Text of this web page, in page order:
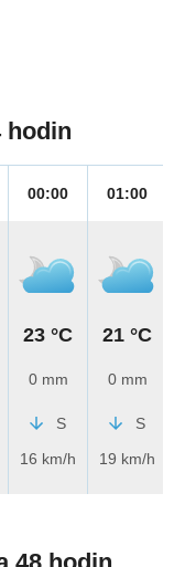
hodin
00:00
23 °C
0 mm
S
16 km/h
01:00
21 °C
0 mm
S
19 km/h